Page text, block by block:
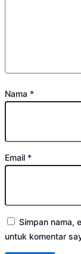
Nama *
Email *
Simpan nama,
untuk komentar